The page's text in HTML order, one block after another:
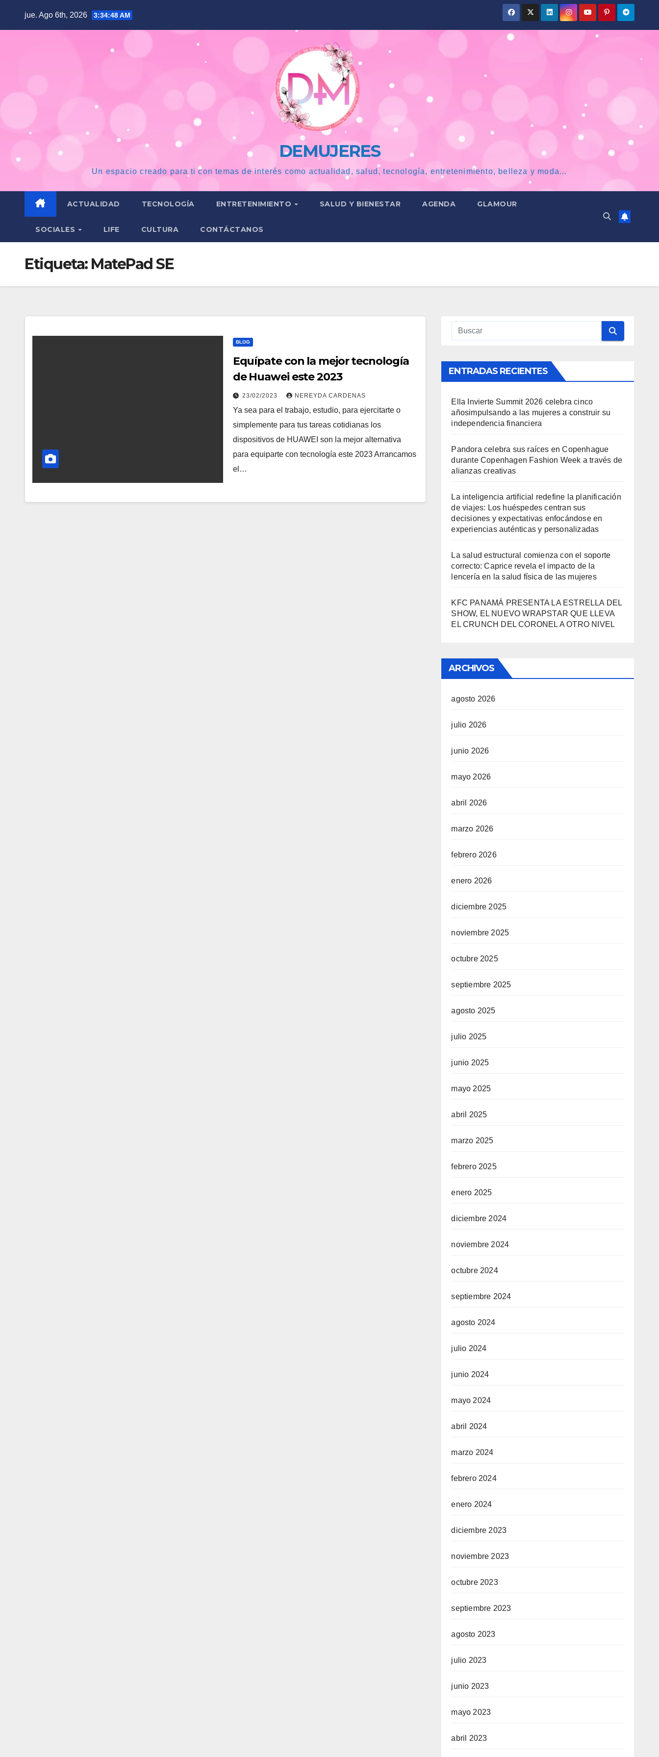
jue. Ago 6th, 2026 3:34:48 AM
DEMUJERES
Un espacio creado para ti con temas de interés como actualidad, salud, tecnología, entretenimiento, belleza y moda...
ACTUALIDAD TECNOLOGÍA ENTRETENIMIENTO SALUD Y BIENESTAR AGENDA GLAMOUR
SOCIALES LIFE CULTURA CONTÁCTANOS
Etiqueta: MatePad SE
BLOG
Equípate con la mejor tecnología
de Huawei este 2023
23/02/2023 NEREYDA CARDENAS
Ya sea para el trabajo, estudio, para ejercitarte o
simplemente para tus tareas cotidianas los
dispositivos de HUAWEI son la mejor alternativa
para equiparte con tecnología este 2023 Arrancamos
el…
ENTRADAS RECIENTES
Ella Invierte Summit 2026 celebra cinco
añosimpulsando a las mujeres a construir su
independencia financiera
Pandora celebra sus raíces en Copenhague
durante Copenhagen Fashion Week a través de
alianzas creativas
La inteligencia artificial redefine la planificación
de viajes: Los huéspedes centran sus
decisiones y expectativas enfocándose en
experiencias auténticas y personalizadas
La salud estructural comienza con el soporte
correcto: Caprice revela el impacto de la
lencería en la salud física de las mujeres
KFC PANAMÁ PRESENTA LA ESTRELLA DEL
SHOW, EL NUEVO WRAPSTAR QUE LLEVA
EL CRUNCH DEL CORONEL A OTRO NIVEL
ARCHIVOS
agosto 2026
julio 2026
junio 2026
mayo 2026
abril 2026
marzo 2026
febrero 2026
enero 2026
diciembre 2025
noviembre 2025
octubre 2025
septiembre 2025
agosto 2025
julio 2025
junio 2025
mayo 2025
abril 2025
marzo 2025
febrero 2025
enero 2025
diciembre 2024
noviembre 2024
octubre 2024
septiembre 2024
agosto 2024
julio 2024
junio 2024
mayo 2024
abril 2024
marzo 2024
febrero 2024
enero 2024
diciembre 2023
noviembre 2023
octubre 2023
septiembre 2023
agosto 2023
julio 2023
junio 2023
mayo 2023
abril 2023